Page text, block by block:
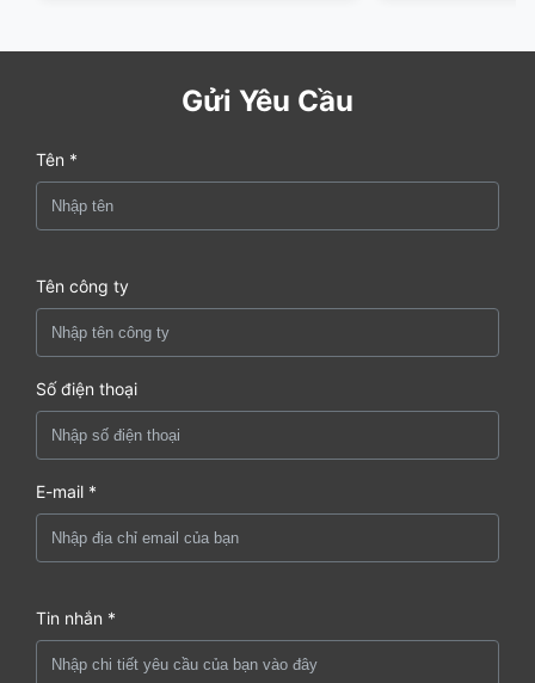
Gửi Yêu Cầu
Tên *
Tên công ty
Số điện thoại
E-mail *
Tin nhắn *